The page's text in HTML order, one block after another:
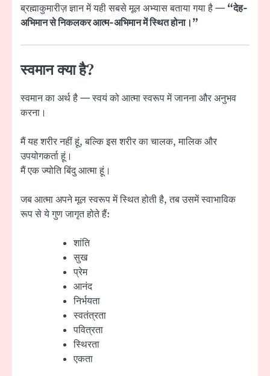
ब्रह्माकुमारीज़ ज्ञान में यही सबसे मूल अभ्यास बताया गया है — “देह-
अभिमान से निकलकर आत्म-अभिमान में स्थित होना।”
स्वमान क्या है?
स्वमान का अर्थ है — स्वयं को आत्मा स्वरूप में जानना और अनुभव
करना।
मैं यह शरीर नहीं हूं, बल्कि इस शरीर का चालक, मालिक और
उपयोगकर्ता हूं।
मैं एक ज्योति बिंदु आत्मा हूं।
जब आत्मा अपने मूल स्वरूप में स्थित होती है, तब उसमें स्वाभाविक
रूप से ये गुण जागृत होते हैं:
शांति
सुख
प्रेम
आनंद
निर्भयता
स्वतंत्रता
पवित्रता
स्थिरता
एकता